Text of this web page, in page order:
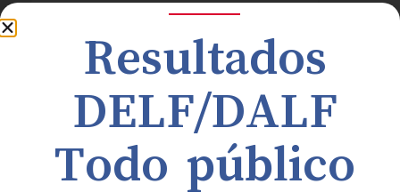
Planes de financiación
Buzón de transparencia y ética
Suscríbete a nuestro boletín cultural
Síguenosen nuestras redes sociales
Resultados
DELF/DALF
Todo público